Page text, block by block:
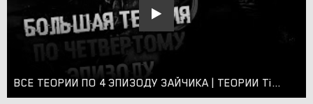
ВСЕ ТЕОРИИ ПО 4 ЭПИЗОДУ ЗАЙЧИКА | ТЕОРИИ Tiny Bunny (Зайчик) | СЮЖЕТ И КОНЦОВКИ | СЕКРЕТЫ И ТАЙНЫ